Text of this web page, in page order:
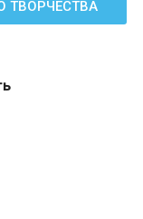
ТВОРЧЕСТВА